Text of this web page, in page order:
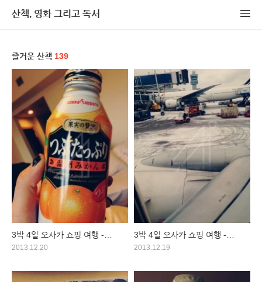
산책, 영화 그리고 독서
즐거운 산책 139
3박 4일 오사카 쇼핑 여행 -
둘째날
2013.12.20
3박 4일 오사카 쇼핑 여행 -
첫째날
2013.12.19